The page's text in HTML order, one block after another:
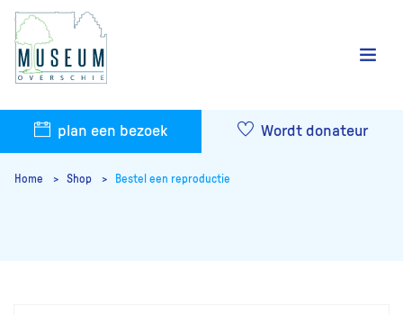
plan een bezoek Wordt donateur
Home Shop Bestel een reproductie